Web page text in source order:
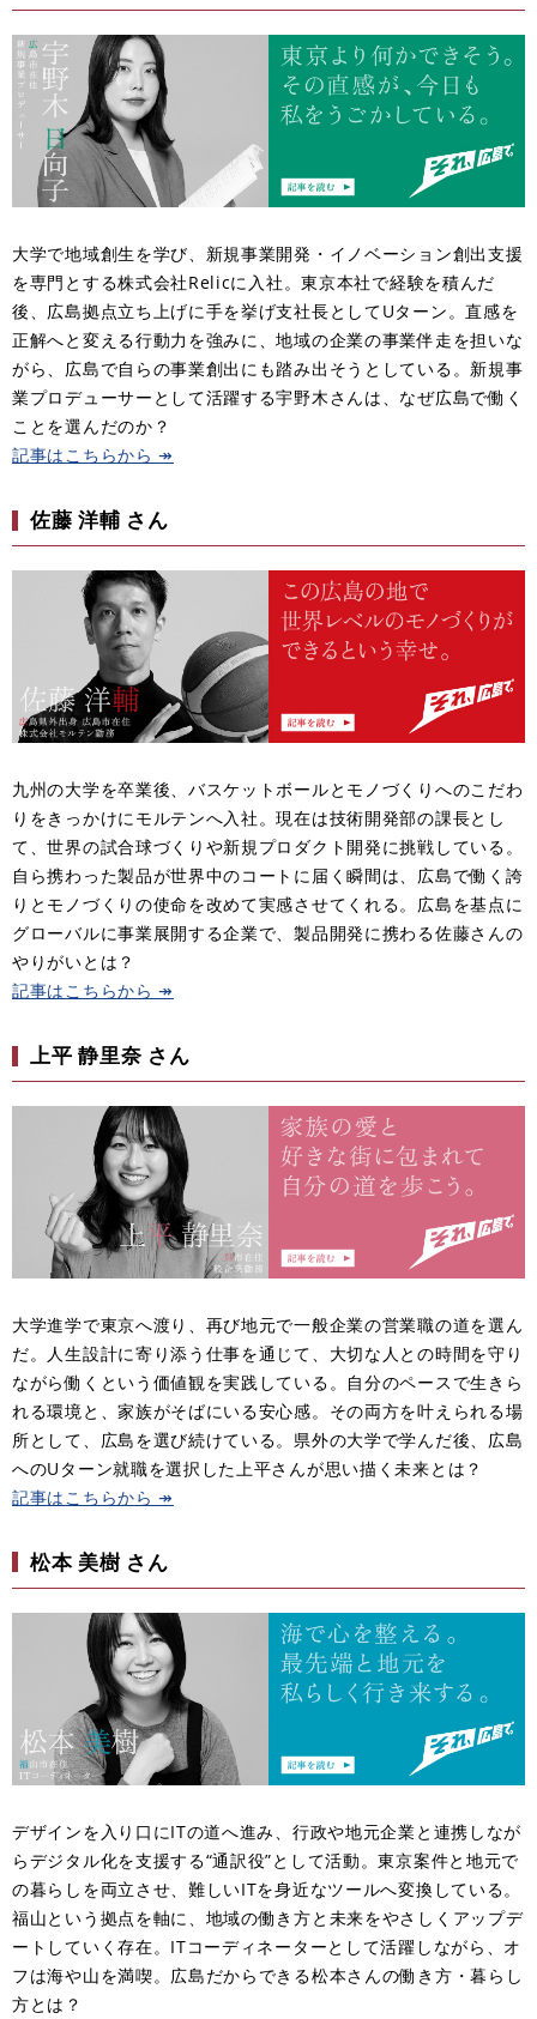
大学で地域創生を学び、新規事業開発・イノベーション創出支援
を専門とする株式会社Relicに入社。東京本社で経験を積んだ
後、広島拠点立ち上げに手を挙げ支社長としてUターン。直感を
正解へと変える行動力を強みに、地域の企業の事業伴走を担いな
がら、広島で自らの事業創出にも踏み出そうとしている。新規事
業プロデューサーとして活躍する宇野木さんは、なぜ広島で働く
ことを選んだのか？​
記事はこちらから ↠
佐藤 洋輔 さん
九州の大学を卒業後、バスケットボールとモノづくりへのこだわ
りをきっかけにモルテンへ入社。現在は技術開発部の課長とし
て、世界の試合球づくりや新規プロダクト開発に挑戦している。
自ら携わった製品が世界中のコートに届く瞬間は、広島で働く誇
りとモノづくりの使命を改めて実感させてくれる。広島を基点に
グローバルに事業展開する企業で、製品開発に携わる佐藤さんの
やりがいとは？
記事はこちらから ​​↠
上平 静里奈 さん
大学進学で東京へ渡り、再び地元で一般企業の営業職の道を選ん
だ。人生設計に寄り添う仕事を通じて、大切な人との時間を守り
ながら働くという価値観を実践している。自分のペースで生きら
れる環境と、家族がそばにいる安心感。その両方を叶えられる場
所として、広島を選び続けている。県外の大学で学んだ後、広島
へのUターン就職を選択した上平さんが思い描く未来とは？
記事はこちらから ↠
松本 美樹 さん
デザインを入り口にITの道へ進み、行政や地元企業と連携しなが
らデジタル化を支援する“通訳役”として活動。東京案件と地元で
の暮らしを両立させ、難しいITを身近なツールへ変換している。
福山という拠点を軸に、地域の働き方と未来をやさしくアップデ
ートしていく存在。ITコーディネーターとして活躍しながら、オ
フは海や山を満喫。広島だからできる松本さんの働き方・暮らし
方とは？​